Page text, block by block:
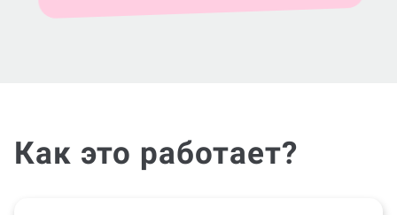
Как это работает?